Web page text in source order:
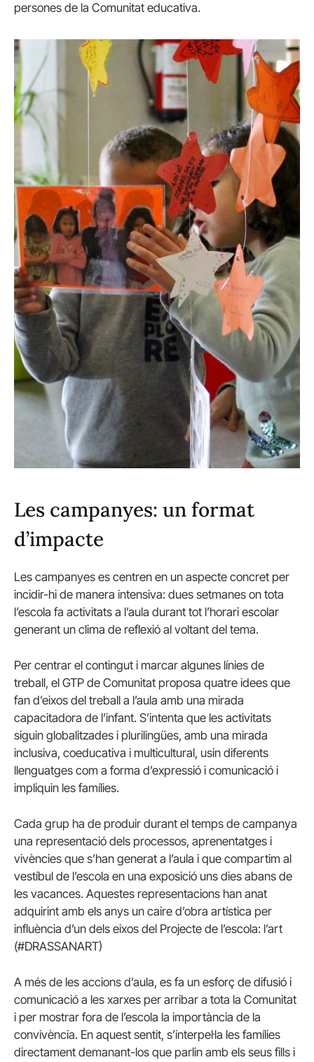
persones de la Comunitat educativa.
Les campanyes: un format
d’impacte
Les campanyes es centren en un aspecte concret per
incidir-hi de manera intensiva: dues setmanes on tota
l’escola fa activitats a l’aula durant tot l’horari escolar
generant un clima de reflexió al voltant del tema.
Per centrar el contingut i marcar algunes línies de
treball, el GTP de Comunitat proposa quatre idees que
fan d’eixos del treball a l’aula amb una mirada
capacitadora de l’infant. S’intenta que les activitats
siguin globalitzades i plurilingües, amb una mirada
inclusiva, coeducativa i multicultural, usin diferents
llenguatges com a forma d’expressió i comunicació i
impliquin les famílies.
Cada grup ha de produir durant el temps de campanya
una representació dels processos, aprenentatges i
vivències que s’han generat a l’aula i que compartim al
vestíbul de l’escola en una exposició uns dies abans de
les vacances. Aquestes representacions han anat
adquirint amb els anys un caire d’obra artística per
influència d’un dels eixos del Projecte de l’escola: l’art
(#DRASSANART)
A més de les accions d’aula, es fa un esforç de difusió i
comunicació a les xarxes per arribar a tota la Comunitat
i per mostrar fora de l’escola la importància de la
convivència. En aquest sentit, s’interpel·la les famílies
directament demanant-los que parlin amb els seus fills i